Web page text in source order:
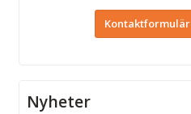
Kontaktformulär
Nyheter